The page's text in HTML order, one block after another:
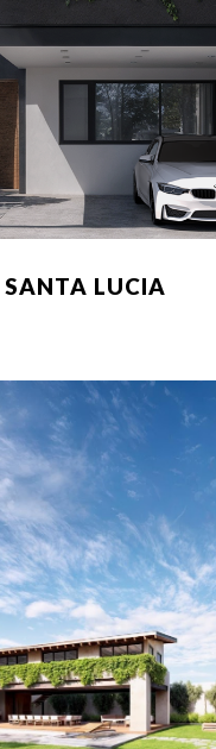
SANTA LUCIA